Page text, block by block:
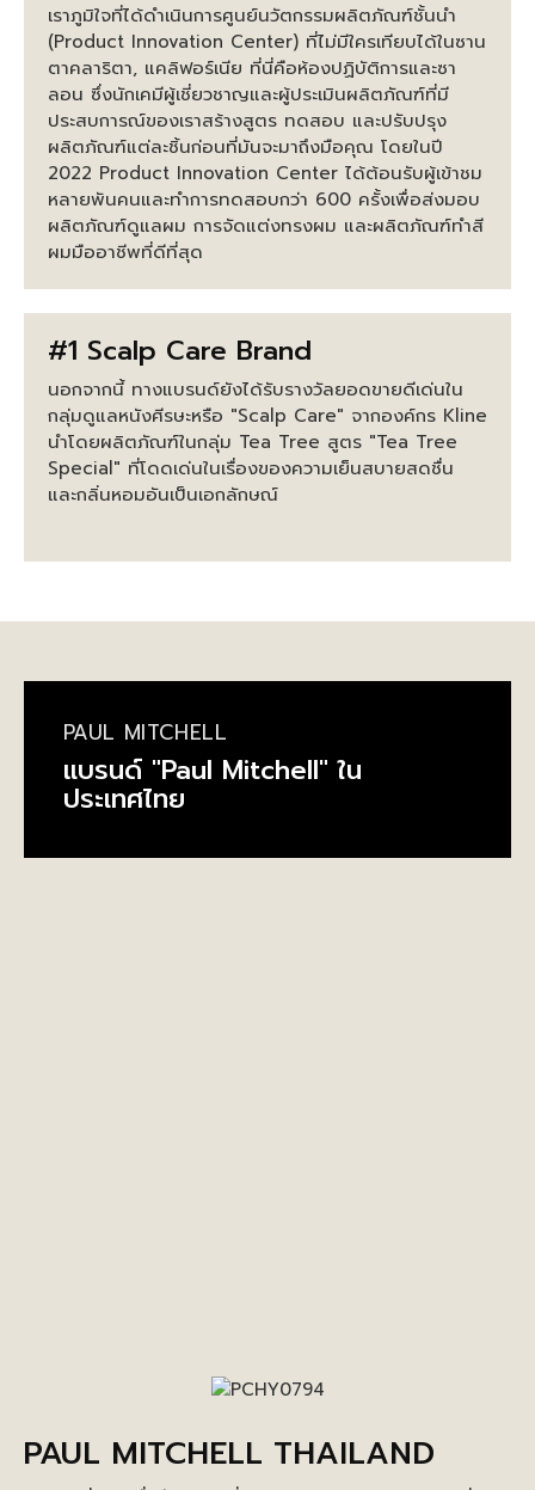
เราภูมิใจที่ได้ดำเนินการศูนย์นวัตกรรมผลิตภัณฑ์ชั้นนำ
(Product Innovation Center) ที่ไม่มีใครเทียบได้ในซาน
ตาคลาริตา, แคลิฟอร์เนีย ที่นี่คือห้องปฏิบัติการและซา
ลอน ซึ่งนักเคมีผู้เชี่ยวชาญและผู้ประเมินผลิตภัณฑ์ที่มี
ประสบการณ์ของเราสร้างสูตร ทดสอบ และปรับปรุง
ผลิตภัณฑ์แต่ละชิ้นก่อนที่มันจะมาถึงมือคุณ โดยในปี
2022 Product Innovation Center ได้ต้อนรับผู้เข้าชม
หลายพันคนและทำการทดสอบกว่า 600 ครั้งเพื่อส่งมอบ
ผลิตภัณฑ์ดูแลผม การจัดแต่งทรงผม และผลิตภัณฑ์ทำสี
ผมมืออาชีพที่ดีที่สุด
#1 Scalp Care Brand
นอกจากนี้ ทางแบรนด์ยังได้รับรางวัลยอดขายดีเด่นใน
กลุ่มดูแลหนังศีรษะหรือ "Scalp Care" จากองค์กร Kline
นำโดยผลิตภัณฑ์ในกลุ่ม Tea Tree สูตร "Tea Tree
Special" ที่โดดเด่นในเรื่องของความเย็นสบายสดชื่น
และกลิ่นหอมอันเป็นเอกลักษณ์
PAUL MITCHELL
แบรนด์ "Paul Mitchell" ใน
ประเทศไทย
PAUL MITCHELL THAILAND